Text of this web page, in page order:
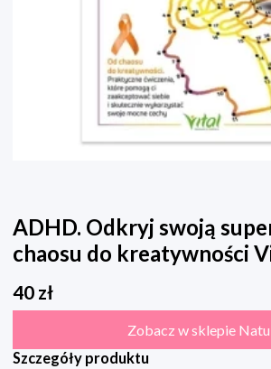
ADHD. Odkryj swoją
chaosu do kreatywności
40 zł
Zobacz w sklepie
Szczegóły produktu